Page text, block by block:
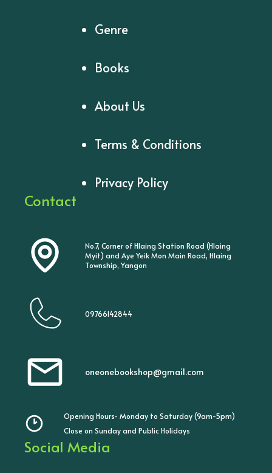
Genre
Books
About Us
Terms & Conditions
Privacy Policy
Contact
No.7, Corner of Hlaing Station Road (Hlaing
Myit) and Aye Yeik Mon Main Road, Hlaing
Township, Yangon
09766142844
oneonebookshop@gmail.com
Opening Hours- Monday to Saturday (9am-5pm)
Close on Sunday and Public Holidays
Social Media